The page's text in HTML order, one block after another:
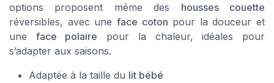
options proposent même des housses couette
réversibles, avec une face coton pour la douceur et
une face polaire pour la chaleur, idéales pour
s’adapter aux saisons.
Adaptée à la taille du lit bébé